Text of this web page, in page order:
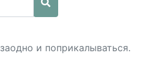
и поприкалываться.